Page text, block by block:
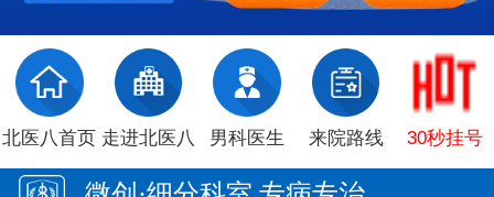
北医八首页 走进北医八 男科医生 来院路线 30秒挂号